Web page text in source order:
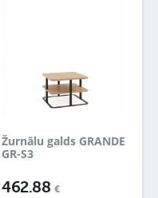
Žurnālu galds GRANDE
GR-S3
462.88€